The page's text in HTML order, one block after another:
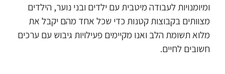
ומיומנויות לעבודה מיטבית עם ילדים ובני נוער, הילדים
מצוותים בקבוצות קטנות כדי שכל אחד מהם יקבל את
מלוא תשומת הלב ואנו מקיימים פעילויות גיבוש עם ערכים
חשובים לחיים.